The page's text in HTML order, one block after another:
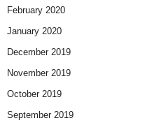
February 2020
January 2020
December 2019
November 2019
October 2019
September 2019